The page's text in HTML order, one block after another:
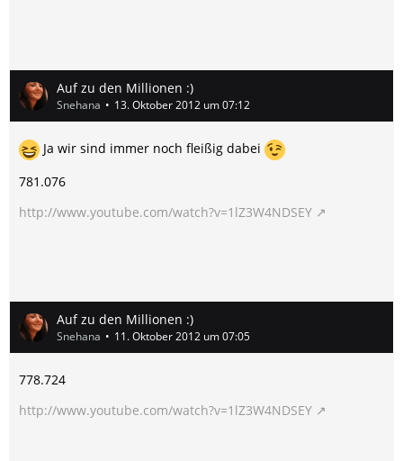
Auf zu den Millionen :)
Snehana 13. Oktober 2012 um 07:12
Ja wir sind immer noch fleißig dabei
781.076
http://www.youtube.com/watch?v=1lZ3W4NDSEY
Auf zu den Millionen :)
Snehana 11. Oktober 2012 um 07:05
778.724
http://www.youtube.com/watch?v=1lZ3W4NDSEY